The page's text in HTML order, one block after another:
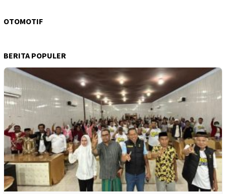
OTOMOTIF
BERITA POPULER